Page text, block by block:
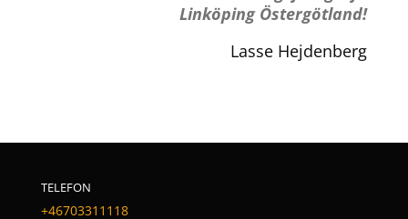
Linköping Östergötland!
Lasse Hejdenberg
TELEFON
+46703311118